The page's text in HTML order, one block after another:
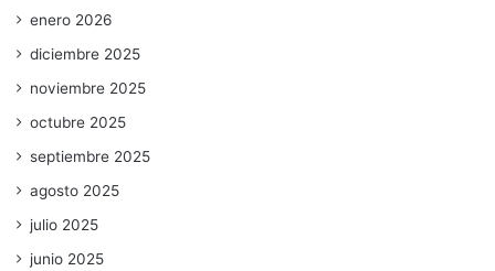
enero 2026
diciembre 2025
noviembre 2025
octubre 2025
septiembre 2025
agosto 2025
julio 2025
junio 2025